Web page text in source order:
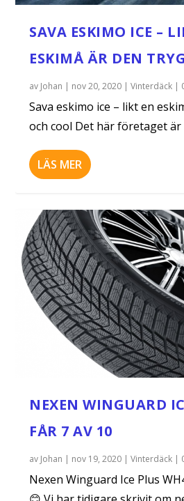
SAVA ESKIMO ICE –
ESKIMÅ ÄR DEN
av Johan | nov 20, 2020 |Vinterdäck |
Sava eskimo ice – likt en
och cool Det här företaget är
LÄS MER
NEXEN WINGUARD
FÅR 7 AV 10
av Johan | nov 19, 2020 |Vinterdäck |
Nexen Winguard Ice Plus